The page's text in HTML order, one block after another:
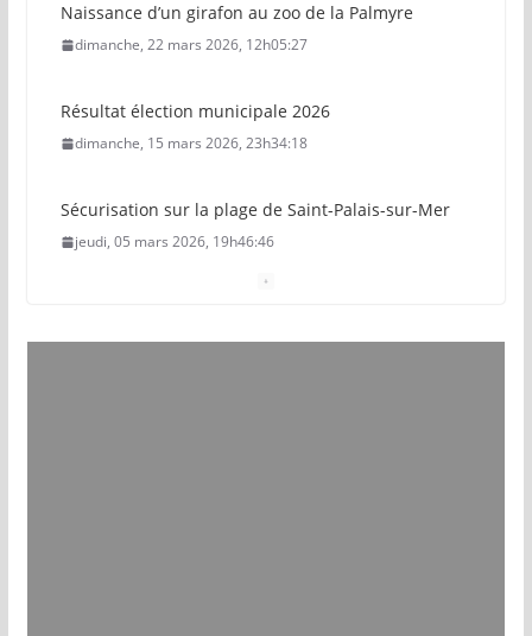
Naissance d’un girafon au zoo de la Palmyre
dimanche, 22 mars 2026, 12h05:27
Résultat élection municipale 2026
dimanche, 15 mars 2026, 23h34:18
Sécurisation sur la plage de Saint-Palais-sur-Mer
jeudi, 05 mars 2026, 19h46:46